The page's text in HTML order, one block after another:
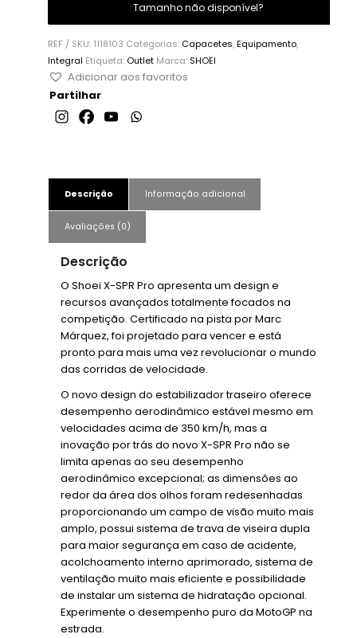
Tamanho não disponível?
Adicionar aos favoritos
REF / SKU: 1118103 Categorias: Capacetes,Equipamento,
Integral Etiqueta: Outlet Marca: SHOEI
Partilhar
Descrição Informação adicional
Avaliações (0)
Descrição
O Shoei X-SPR Pro apresenta um design e
recursos avançados totalmente focados na
competição. Certificado na pista por Marc
Márquez, foi projetado para vencer e está
pronto para mais uma vez revolucionar o mundo
das corridas de velocidade.
O novo design do estabilizador traseiro oferece
desempenho aerodinâmico estável mesmo em
velocidades acima de 350 km/h, mas a
inovação por trás do novo X-SPR Pro não se
limita apenas ao seu desempenho
aerodinâmico excepcional; as dimensões ao
redor da área dos olhos foram redesenhadas
proporcionando um campo de visão muito mais
amplo, possui sistema de trava de viseira dupla
para maior segurança em caso de acidente,
acolchoamento interno aprimorado, sistema de
ventilação muito mais eficiente e possibilidade
de instalar um sistema de hidratação opcional.
Experimente o desempenho puro da MotoGP na
estrada.